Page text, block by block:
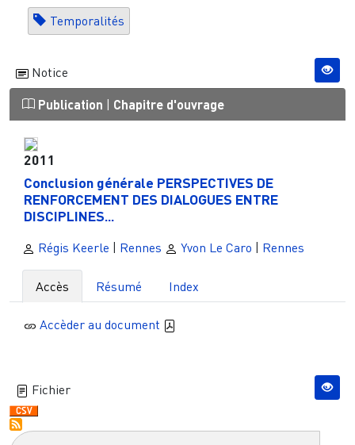
Temporalités
Notice
Publication | Chapitre d'ouvrage
2011
Conclusion générale PERSPECTIVES DE
RENFORCEMENT DES DIALOGUES ENTRE
DISCIPLINES...
Régis Keerle Rennes Yvon Le Caro Rennes
Accès Résumé Index
Accèder au document
Fichier